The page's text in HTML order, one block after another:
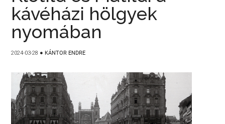
kávéházi hölgyek
nyomában
2024-03-28 ● KÁNTOR ENDRE